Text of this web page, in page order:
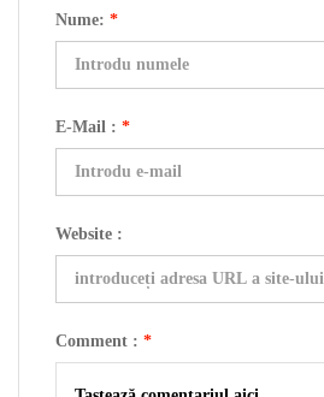
Nume: *
E-Mail : *
Website :
Comment : *